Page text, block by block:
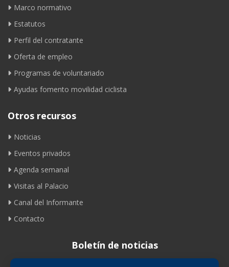
Marco normativo
Estatutos
Perfil del contratante
Oferta de empleo
Programas de voluntariado
Ayudas fomento movilidad ciclista
Otros recursos
Noticias
Eventos privados
Agenda semanal
Visitas al Palacio
Canal del Informante
Contacto
Boletín de noticias